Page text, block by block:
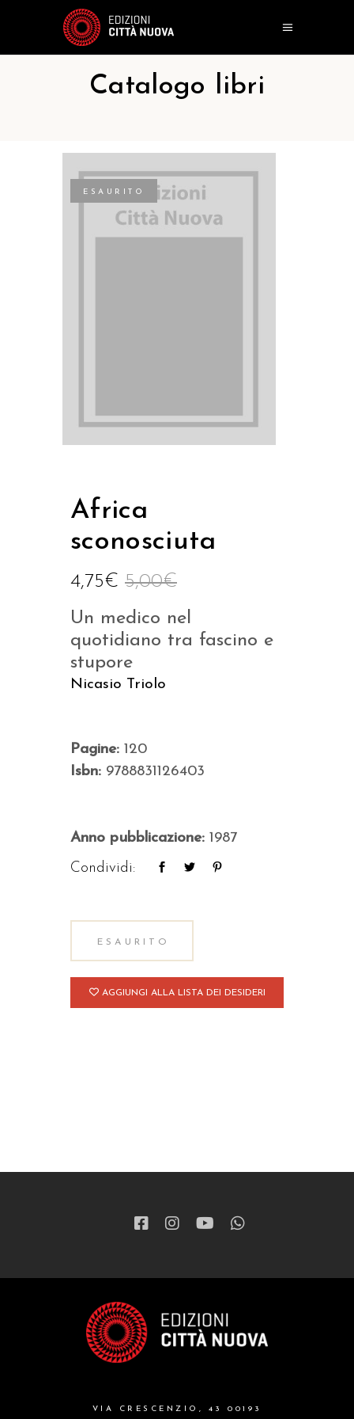
Catalogo libri
ESAURITO
Africa
sconosciuta
5,00€
4,75€
Un medico nel
quotidiano tra fascino e
stupore
Nicasio Triolo
Pagine: 120
Isbn: 9788831126403
Anno pubblicazione: 1987
Condividi:
ESAURITO
AGGIUNGI ALLA LISTA DEI DESIDERI
VIA CRESCENZIO, 43 00193